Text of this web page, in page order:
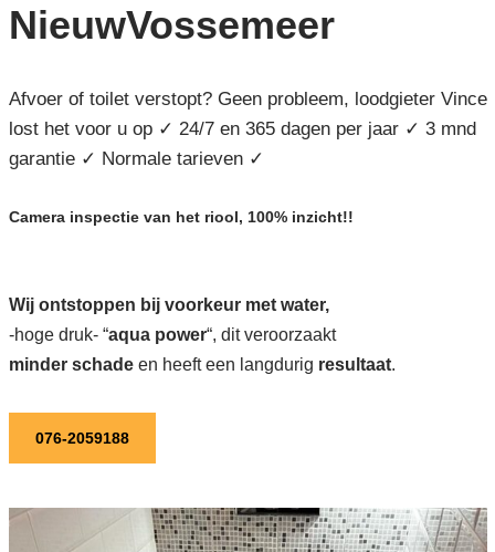
NieuwVossemeer
Afvoer of toilet verstopt? Geen probleem, loodgieter Vince
lost het voor u op ✓ 24/7 en 365 dagen per jaar ✓ 3 mnd
garantie ✓ Normale tarieven ✓
Camera inspectie van het riool, 100% inzicht!!
Wij ontstoppen bij voorkeur met water,
-hoge druk- “aqua power“, dit veroorzaakt
minder schadeen heeft een langdurig resultaat.
076-2059188